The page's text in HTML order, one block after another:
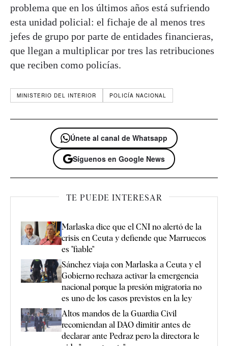
problema que en los últimos años está sufriendo
esta unidad policial: el fichaje de al menos tres
jefes de grupo por parte de entidades financieras,
que llegan a multiplicar por tres las retribuciones
que reciben como policías.
MINISTERIO DEL INTERIOR POLICÍA NACIONAL
Únete al canal de Whatsapp
Síguenos en Google News
TE PUEDE INTERESAR
Marlaska dice que el CNI no alertó de la
crisis en Ceuta y defiende que Marruecos
es "fiable"
Sánchez viaja con Marlaska a Ceuta y el
Gobierno rechaza activar la emergencia
nacional porque la presión migratoria no
es uno de los casos previstos en la ley
Altos mandos de la Guardia Civil
recomiendan al DAO dimitir antes de
declarar ante Pedraz pero la directora le